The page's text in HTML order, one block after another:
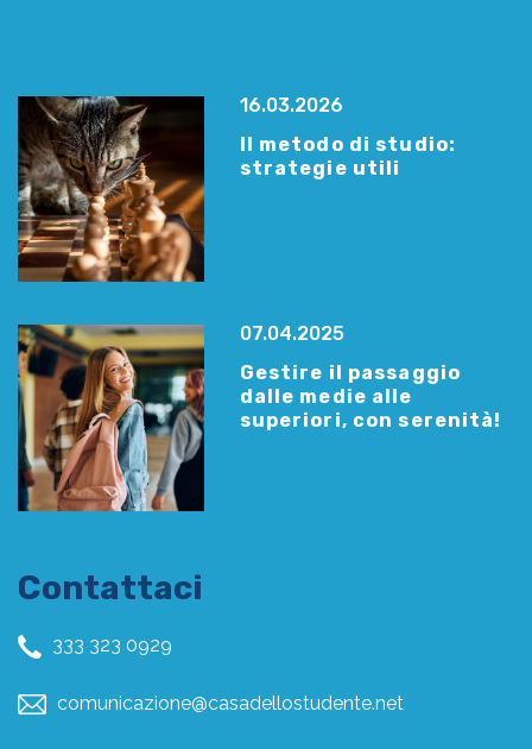
16.03.2026
Il metodo di studio:
strategie utili
07.04.2025
Gestire il passaggio
dalle medie alle
superiori, con serenità!
Contattaci
333 323 0929
comunicazione@casadellostudente.net